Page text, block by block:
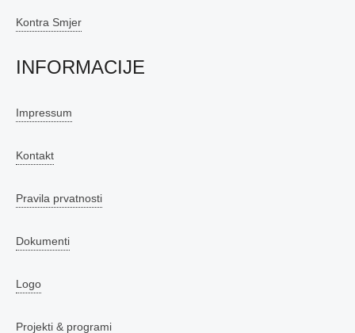
Kontra Smjer
INFORMACIJE
Impressum
Kontakt
Pravila prvatnosti
Dokumenti
Logo
Projekti & programi